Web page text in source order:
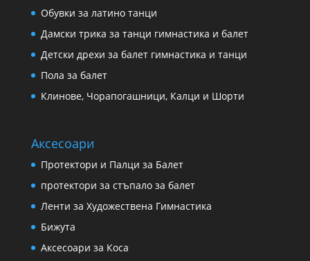
Обувки за латино танци
Дамски трика за танци гимнастика и балет
Детски дрехи за балет гимнастика и танци
Пола за балет
Клинове, Чорапогашници, Калци и Шорти
Аксесоари
Протектори и Палци за Балет
протектори за стъпало за балет
Ленти за Художествена Гимнастика
Бижута
Аксесоари за Коса